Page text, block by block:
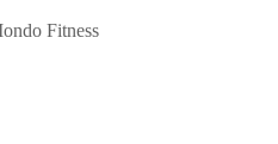
Fitness